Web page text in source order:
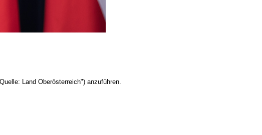
Land Oberösterreich") anzuführen.